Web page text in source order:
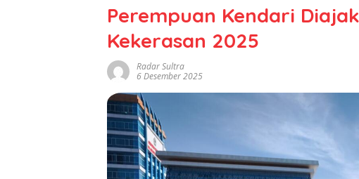
Perempuan Kendari
Kekerasan 2025
Radar Sultra
6 Desember 2025